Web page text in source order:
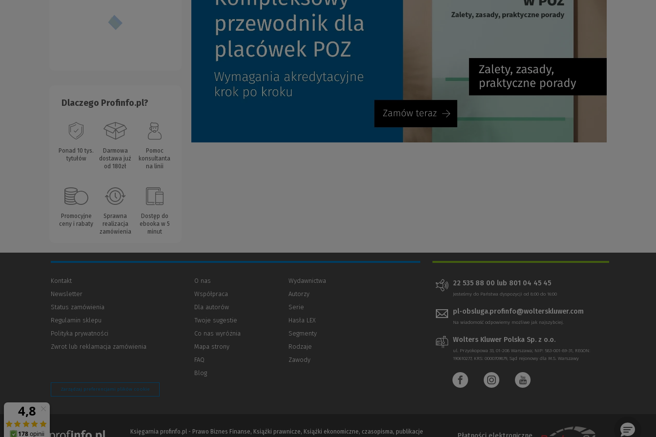
Dlaczego Profinfo.pl?
Ponad 10 tys.
tytułów
Darmowa
dostawa już
od 180zł
Pomoc
konsultanta
na linii
Promocyjne
ceny i rabaty
Sprawna
realizacja
zamówienia
Dostęp do
ebooka w 5
minut
Kontakt
Newsletter
Status zamówienia
Regulamin sklepu
Polityka prywatności
innej
Zwrot lub reklamacja zamówienia
O nas
Współpraca
Dla autorów
innej
strony)
Twoje sugestie
Co nas wyróżnia
Mapa strony
FAQ
Blog
Wydawnictwa
Autorzy
Serie
Hasła LEX
Segmenty
Rodzaje
Zawody
Zarządzaj preferencjami plików cookie
22 535 88 00 lub 801 04 45 45
Jesteśmy do Państwa dyspozycji od 8:00 do 16:00
pl-obsluga.profinfo@wolterskluwer.com
Na wiadomość odpowiemy możliwe jak najszybciej.
Wolters Kluwer Polska Sp. z o.o.
ul. Przyokopowa 33, 01-208 Warszawa; NIP: 583-001-89-31, REGON:
190610277, KRS: 0000709879, Sąd rejonowy dla M.S. Warszawy
Księgarnia profinfo.pl - Prawo Biznes Finanse, Książki prawnicze, Książki ekonomiczne, czasopisma, publikacje